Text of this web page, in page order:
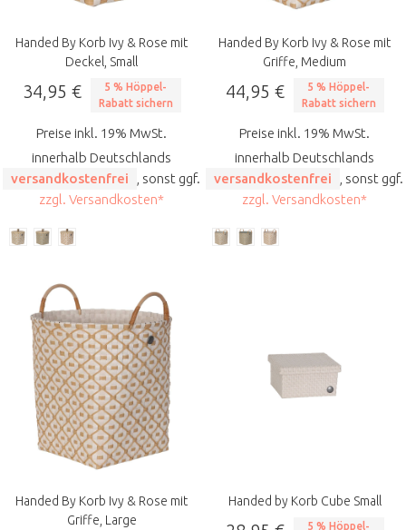
Handed By Korb Ivy & Rose mit
Deckel, Small
34,95 €
5 % Höppel-
Rabatt sichern
Preise inkl. 19% MwSt.
innerhalb Deutschlands
versandkostenfrei
, sonst ggf.
zzgl. Versandkosten*
Handed By Korb Ivy & Rose mit
Griffe, Medium
44,95 €
5 % Höppel-
Rabatt sichern
Preise inkl. 19% MwSt.
innerhalb Deutschlands
versandkostenfrei
, sonst ggf.
zzgl. Versandkosten*
Handed By Korb Ivy & Rose mit
Griffe, Large
Handed by Korb Cube Small
5 % Höppel-